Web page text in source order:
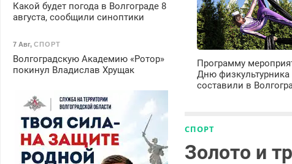
Программу
Дню физкультурника
составили в
СПОРТ
Золото и
Какой будет погода в Волгограде 8
августа, сообщили синоптики
7 Авг, СПОРТ
Волгоградскую Академию «Ротор»
покинул Владислав Хрущак